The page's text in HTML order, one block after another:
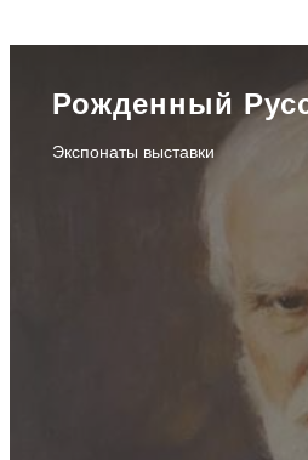
Рожденный
Экспонаты выставки